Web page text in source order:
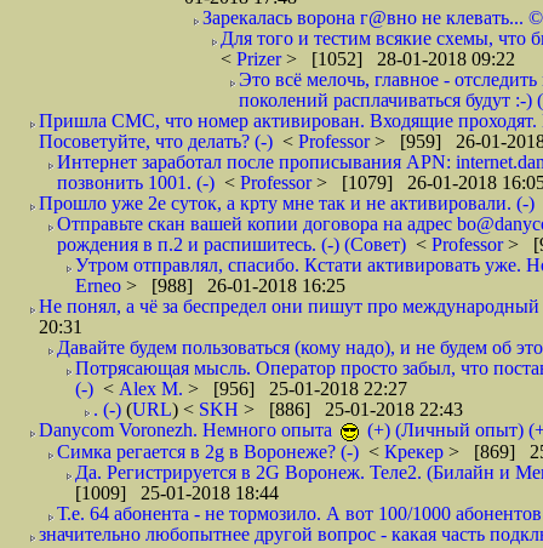
Зарекалась ворона г@вно не клевать...
Для того и тестим всякие схемы, что
< Prizer> [1052] 28-01-2018 09:22
Это всё мелочь, главное -
поколений расплачиваться будут :-)
Пришла СМС, что номер активирован. Входящие проходят.
Посоветуйте, что делать? (-) < Professor> [959] 26-01-
Интернет заработал после прописывания APN:
позвонить 1001. (-) < Professor> [1079] 26-01-2018
Прошло уже 2е суток, а крту мне так и не активировали. (-)
Отправьте скан вашей копии договора на адрес
рождения в п.2 и распишитесь. (-) (Совет) < Professor>
Утром отправлял, спасибо. Кстати активировать уже.
Erneo > [988] 26-01-2018 16:25
Не понял, а чё за беспредел они пишут про
20:31
Давайте будем пользоваться (кому надо), и не будем об
Потрясающая мысль. Оператор просто забыл, что
(-) < Alex M. > [956] 25-01-2018 22:27
. (-) (URL) < SKH > [886] 25-01-2018 22:43
Danycom Voronezh. Немного опыта
(+) (Личный опыт)
Симка регается в 2g в Воронеже? (-) < Крекер > [869]
Да. Регистрируется в 2G Воронеж. Теле2. (Билайн и
[1009] 25-01-2018 18:44
Т.е. 64 абонента - не тормозило. А вот 100/1000
значительно любопытнее другой вопрос - какая часть